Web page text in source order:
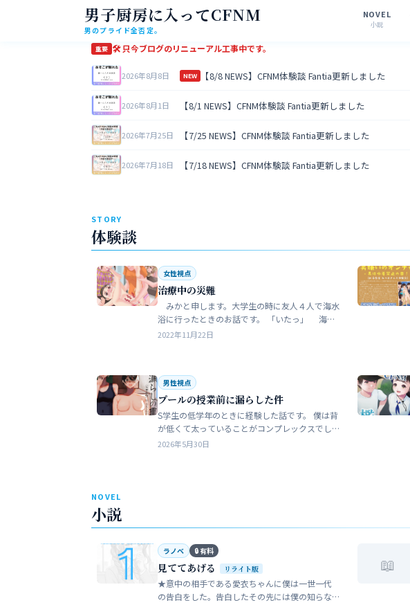
男子厨房に入ってCFNM
男のプライド全否定。
NOVEL
小説
重要 🛠 只今ブログのリニューアル工事中です。
2026年8月8日 NEW 【8/8 NEWS】CFNM体験談 Fantia更新しました
2026年8月1日 【8/1 NEWS】CFNM体験談 Fantia更新しました
2026年7月25日 【7/25 NEWS】CFNM体験談 Fantia更新しました
2026年7月18日 【7/18 NEWS】CFNM体験談 Fantia更新しました
STORY
体験談
女性視点
治療中の災難
みかと申します。大学生の時に友人４人で海水
浴に行ったときのお話です。 「いたっ」 海水
浴場で泳いでいたら、友人のしいなが空瓶で足
2022年11月22日
男性視点
プールの授業前に漏らした件
S学生の低学年のときに経験した話です。 僕は背
が低くて太っていることがコンプレックスでし
た。普段は引っ込み思案で大人しい性格をして
2026年5月30日
NOVEL
小説
ラノベ 🔒 有料
見ててあげる リライト版
★意中の相手である愛衣ちゃんに僕は一世一代
の告白をした。告白したその先には僕の知らな
📖